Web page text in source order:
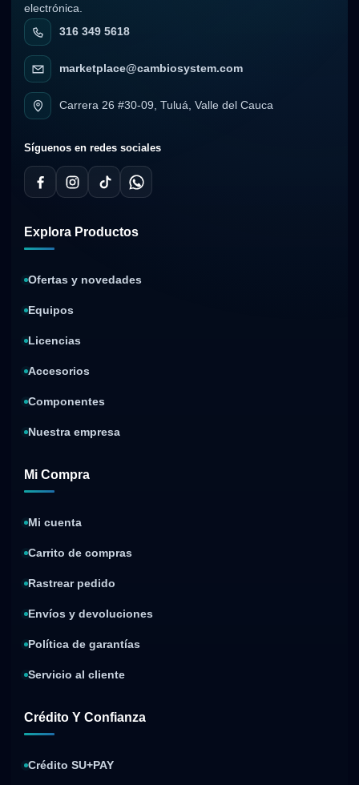
electrónica.
316 349 5618
marketplace@cambiosystem.com
Carrera 26 #30-09, Tuluá, Valle del Cauca
Síguenos en redes sociales
Explora Productos
Ofertas y novedades
Equipos
Licencias
Accesorios
Componentes
Nuestra empresa
Mi Compra
Mi cuenta
Carrito de compras
Rastrear pedido
Envíos y devoluciones
Política de garantías
Servicio al cliente
Crédito Y Confianza
Crédito SU+PAY